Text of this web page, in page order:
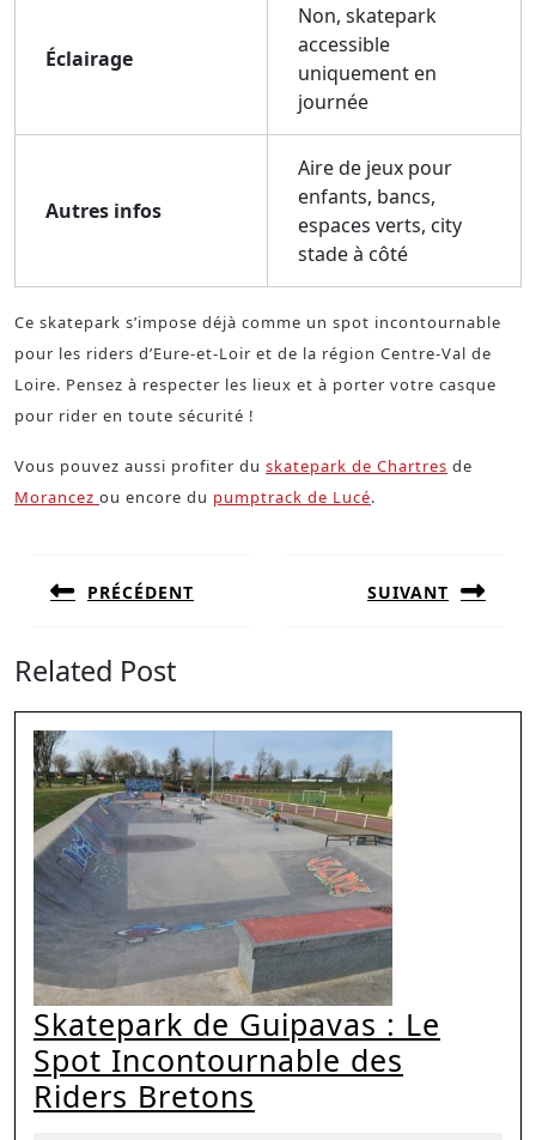
Éclairage
Non, skatepark
accessible
uniquement en
journée
Autres infos
Aire de jeux pour
enfants, bancs,
espaces verts, city
stade à côté
Ce skatepark s’impose déjà comme un spot incontournable
pour les riders d’Eure-et-Loir et de la région Centre-Val de
Loire. Pensez à respecter les lieux et à porter votre casque
pour rider en toute sécurité !
Vous pouvez aussi profiter du skatepark de Chartres de
Morancez ou encore du pumptrack de Lucé.
PRÉCÉDENT
post:
SUIVANT
Related Post
Skatepark de Guipavas : Le
Spot Incontournable des
Riders Bretons